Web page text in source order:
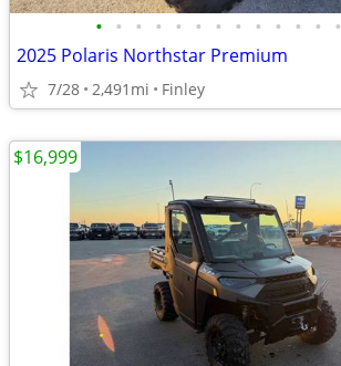
• • • • • • • • • • • • •
2025 Polaris Northstar Premium
7/28 2,491mi Finley
$16,999